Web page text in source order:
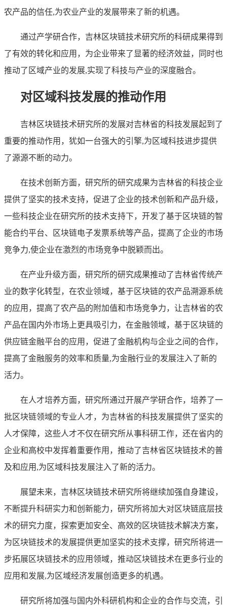
农产品的信任,为农业产业的发展带来了新的机遇。
通过产学研合作，吉林区块链技术研究所的科研成果得到
了有效的转化和应用，为企业带来了显著的经济效益，同时也
推动了区域产业的发展,实现了科技与产业的深度融合。
对区域科技发展的推动作用
吉林区块链技术研究所的发展对吉林省的科技发展起到了
重要的推动作用，犹如一台强大的引擎,为区域科技进步提供
了源源不断的动力。
在技术创新方面，研究所的研究成果为吉林省的科技企业
提供了坚实的技术支持，促进了企业的技术创新和产品升级，
一些科技企业在研究所的技术支持下，开发了基于区块链的智
能合约平台、区块链电子发票系统等产品，提高了企业的市场
竞争力,使企业在激烈的市场竞争中脱颖而出。
在产业升级方面，研究所的研究成果推动了吉林省传统产
业的数字化转型，在农业领域，基于区块链的农产品溯源系统
的应用，提高了农产品的附加值和市场竞争力，让吉林省的农
产品在国内外市场上更具吸引力，在金融领域，基于区块链的
供应链金融平台的应用，促进了金融机构与企业之间的合作，
提高了金融服务的效率和质量,为金融行业的发展注入了新的
活力。
在人才培养方面，研究所通过开展产学研合作，培养了一
批区块链领域的专业人才，为吉林省的科技发展提供了坚实的
人才保障，这些人才不仅在研究所从事科研工作，还在省内的
企业和高校中发挥着重要作用，推动了吉林省区块链技术的普
及和应用,为区域科技发展注入了新的活力。
展望未来，吉林区块链技术研究所将继续加强自身建设，
不断提升科研实力和创新能力，研究所将加大对区块链底层技
术的研究力度，探索更加安全、高效的区块链技术解决方案，
为区块链技术的发展提供更加坚实的技术支撑，研究所将进一
步拓展区块链技术的应用领域，推动区块链技术在更多行业的
应用和发展,为区域经济发展创造更多的机遇。
研究所将加强与国内外科研机构和企业的合作与交流，引